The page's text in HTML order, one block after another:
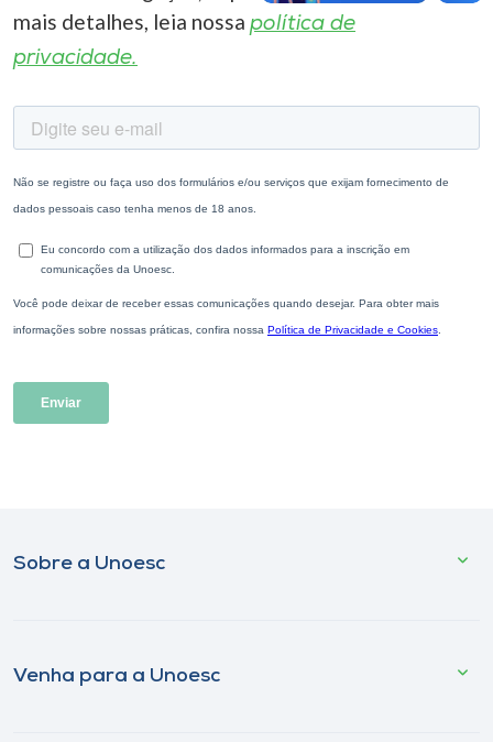
mais detalhes, leia nossa política de
privacidade.
Sobre a Unoesc
Venha para a Unoesc